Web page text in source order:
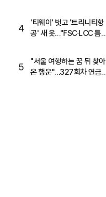
4
'티웨이' 벗고 '트리니티항
공' 새 옷…"FSC·LCC 틈
5
"서울 여행하는 꿈 뒤 찾아
온 행운"…327회차 연금